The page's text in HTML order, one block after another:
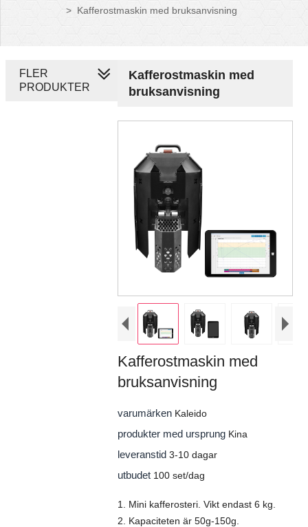
> Kafferostmaskin med bruksanvisning
Kafferostmaskin med
bruksanvisning
Kafferostmaskin med
bruksanvisning
varumärken Kaleido
produkter med ursprung Kina
leveranstid 3-10 dagar
utbudet 100 set/dag
1. Mini kafferosteri. Vikt endast 6 kg.
2. Kapaciteten är 50g-150g.
FLER
PRODUKTER